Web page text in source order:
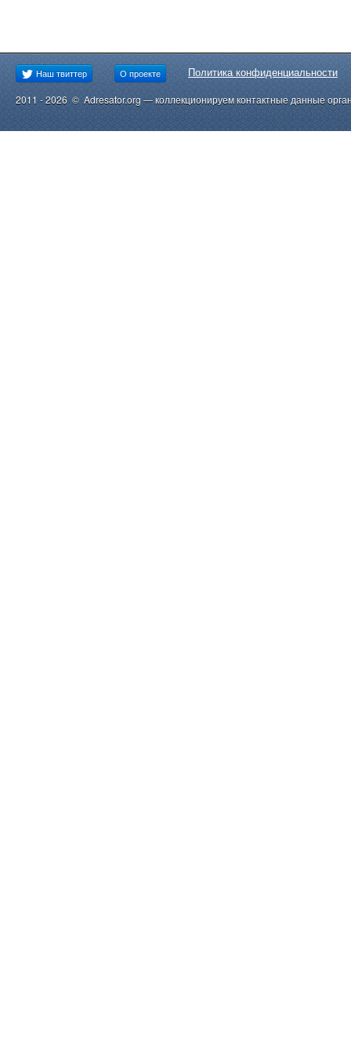
Наш твиттер О проекте Политика конфиденциальности
2011 - 2026 © Adresator.org — коллекционируем контактные данные